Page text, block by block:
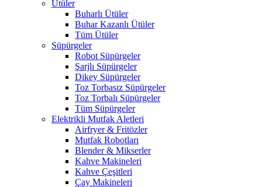
Ütüler
Buharlı Ütüler
Buhar Kazanlı Ütüler
Tüm Ütüler
Süpürgeler
Robot Süpürgeler
Şarjlı Süpürgeler
Dikey Süpürgeler
Toz Torbasız Süpürgeler
Toz Torbalı Süpürgeler
Tüm Süpürgeler
Elektrikli Mutfak Aletleri
Airfryer & Fritözler
Mutfak Robotları
Blender & Mikserler
Kahve Makineleri
Kahve Çeşitleri
Çay Makineleri